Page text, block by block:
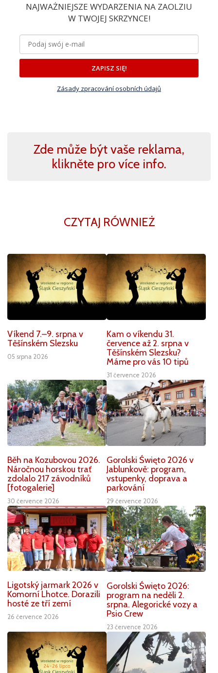
NAJWAŻNIEJSZE WYDARZENIA NA ZAOLZIU
W TWOJEJ SKRZYNCE!
ZAPISZ SIĘ!
Zásady zpracování osobních údajů
Zde může být vaše reklama,
klikněte pro více info.
CZYTAJ RÓWNIEŻ
Víkend 7.–9. srpna v
Těšínském Slezsku
05 srpna 2026
Kam o víkendu 31.
července až 2. srpna v
Těšínském Slezsku?
Máme pro vás 10 tipů
31 července 2026
Běh na Kozubovou 2026.
Náročnou horskou trať
zdolalo 217 závodníků
[fotogalerie]
30 července 2026
Gorolski Święto 2026 v
Jablunkově: program,
vstupenky, doprava a
parkování
29 července 2026
Ligotský jarmark 2026 v
Komorní Lhotce. Dorazili
hosté ze tří zemí
26 července 2026
Gorolski Święto 2026:
program na neděli 2.
srpna. Alegorické vozy a
Psio Crew
23 července 2026